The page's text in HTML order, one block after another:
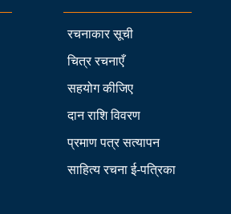
रचनाकार सूची
चित्र रचनाएँ
सहयोग कीजिए
दान राशि विवरण
प्रमाण पत्र सत्यापन
साहित्य रचना ई-पत्रिका